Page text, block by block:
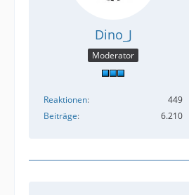
Dino_J
Moderator
Reaktionen
449
Beiträge
6.210